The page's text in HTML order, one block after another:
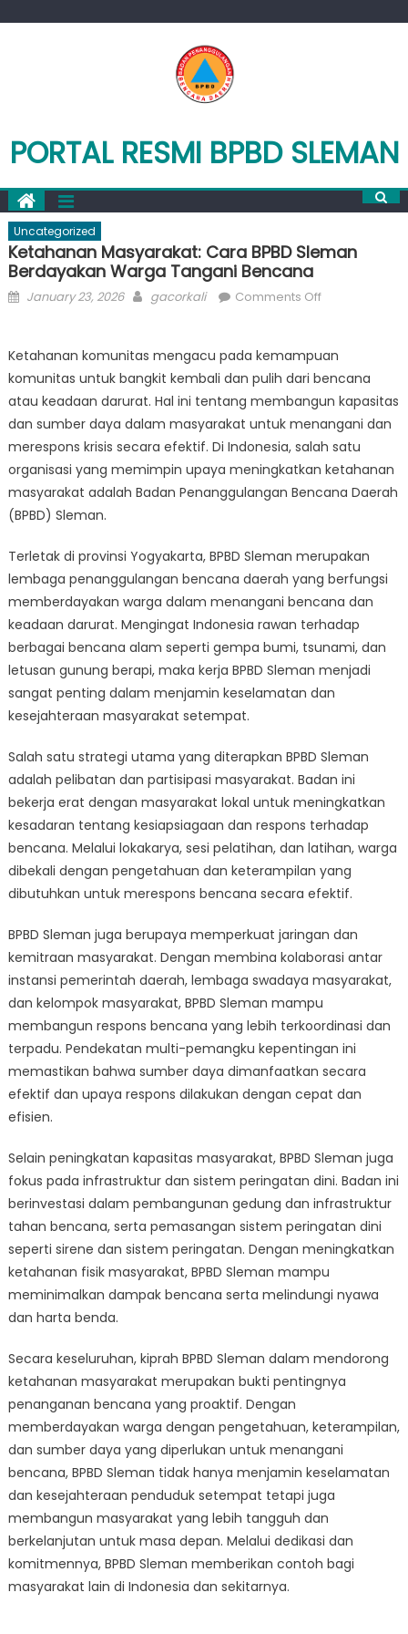
PORTAL RESMI BPBD SLEMAN
Uncategorized
Ketahanan Masyarakat: Cara BPBD Sleman
Berdayakan Warga Tangani Bencana
Posted
January 23, 2026 Author
gacorkali Comments Offon
Cara
BPBD
Sleman
Berdayakan
Warga
Tangani
Bencana
Ketahanan komunitas mengacu pada kemampuan
komunitas untuk bangkit kembali dan pulih dari bencana
atau keadaan darurat. Hal ini tentang membangun kapasitas
dan sumber daya dalam masyarakat untuk menangani dan
merespons krisis secara efektif. Di Indonesia, salah satu
organisasi yang memimpin upaya meningkatkan ketahanan
masyarakat adalah Badan Penanggulangan Bencana Daerah
(BPBD) Sleman.
Terletak di provinsi Yogyakarta, BPBD Sleman merupakan
lembaga penanggulangan bencana daerah yang berfungsi
memberdayakan warga dalam menangani bencana dan
keadaan darurat. Mengingat Indonesia rawan terhadap
berbagai bencana alam seperti gempa bumi, tsunami, dan
letusan gunung berapi, maka kerja BPBD Sleman menjadi
sangat penting dalam menjamin keselamatan dan
kesejahteraan masyarakat setempat.
Salah satu strategi utama yang diterapkan BPBD Sleman
adalah pelibatan dan partisipasi masyarakat. Badan ini
bekerja erat dengan masyarakat lokal untuk meningkatkan
kesadaran tentang kesiapsiagaan dan respons terhadap
bencana. Melalui lokakarya, sesi pelatihan, dan latihan, warga
dibekali dengan pengetahuan dan keterampilan yang
dibutuhkan untuk merespons bencana secara efektif.
BPBD Sleman juga berupaya memperkuat jaringan dan
kemitraan masyarakat. Dengan membina kolaborasi antar
instansi pemerintah daerah, lembaga swadaya masyarakat,
dan kelompok masyarakat, BPBD Sleman mampu
membangun respons bencana yang lebih terkoordinasi dan
terpadu. Pendekatan multi-pemangku kepentingan ini
memastikan bahwa sumber daya dimanfaatkan secara
efektif dan upaya respons dilakukan dengan cepat dan
efisien.
Selain peningkatan kapasitas masyarakat, BPBD Sleman juga
fokus pada infrastruktur dan sistem peringatan dini. Badan ini
berinvestasi dalam pembangunan gedung dan infrastruktur
tahan bencana, serta pemasangan sistem peringatan dini
seperti sirene dan sistem peringatan. Dengan meningkatkan
ketahanan fisik masyarakat, BPBD Sleman mampu
meminimalkan dampak bencana serta melindungi nyawa
dan harta benda.
Secara keseluruhan, kiprah BPBD Sleman dalam mendorong
ketahanan masyarakat merupakan bukti pentingnya
penanganan bencana yang proaktif. Dengan
memberdayakan warga dengan pengetahuan, keterampilan,
dan sumber daya yang diperlukan untuk menangani
bencana, BPBD Sleman tidak hanya menjamin keselamatan
dan kesejahteraan penduduk setempat tetapi juga
membangun masyarakat yang lebih tangguh dan
berkelanjutan untuk masa depan. Melalui dedikasi dan
komitmennya, BPBD Sleman memberikan contoh bagi
masyarakat lain di Indonesia dan sekitarnya.